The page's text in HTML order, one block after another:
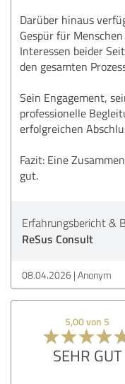
Darüber hinaus
Gespür für
Interessen beider
den gesamten
Sein Engagement,
professionelle
erfolgreichen
Fazit: Eine
gut.
Erfahrungsbericht &
ReSus Consult
08.04.2026 Anonym
5,00 von 5
SEHR GUT